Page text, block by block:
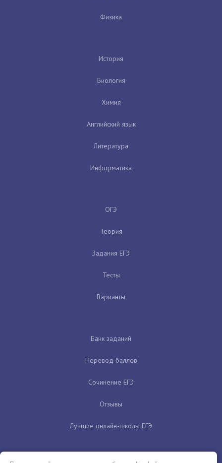
Физика
История
Биология
Химия
Английский язык
Литература
Информатика
ОГЭ
Теория
Задания ЕГЭ
Тесты
Варианты
Банк заданий
Перевод баллов
Сочинение ЕГЭ
Отзывы
Лучшие онлайн-школы ЕГЭ